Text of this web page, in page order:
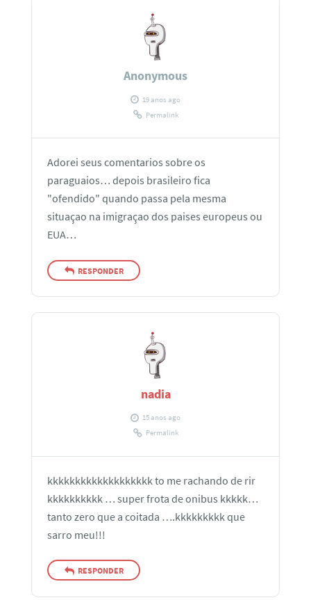
Anonymous
19 anos ago
Permalink
Adorei seus comentarios sobre os
paraguaios… depois brasileiro fica
"ofendido" quando passa pela mesma
situaçao na imigraçao dos paises europeus ou
EUA…
RESPONDER
nadia
15 anos ago
Permalink
kkkkkkkkkkkkkkkkkkk to me rachando de rir
kkkkkkkkkk … super frota de onibus kkkkk…
tanto zero que a coitada ….kkkkkkkkk que
sarro meu!!!
RESPONDER